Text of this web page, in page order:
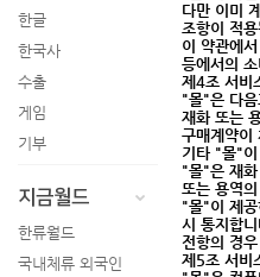
한글
한국사
수출
게임
기부
지금월드
한류월드
국내체류 외국인
다만 이미
조항이 적용
이 약관에
등에서의
제4조 서비
"몰"은 다음
재화 또는
구매계약이
기타 "몰"
"몰"은 재화
또는 용역
"몰"이 제공
시 통지합니
전항의 경
제5조 서비